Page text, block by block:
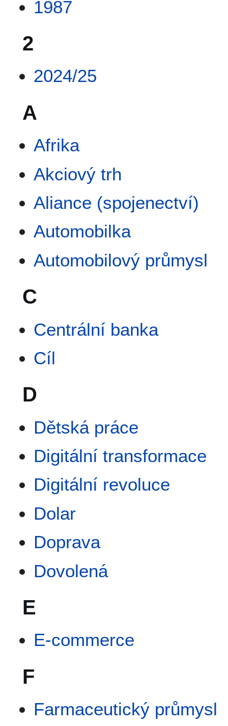
1987
2
2024/25
A
Afrika
Akciový trh
Aliance (spojenectví)
Automobilka
Automobilový průmysl
C
Centrální banka
Cíl
D
Dětská práce
Digitální transformace
Digitální revoluce
Dolar
Doprava
Dovolená
E
E-commerce
F
Farmaceutický průmysl